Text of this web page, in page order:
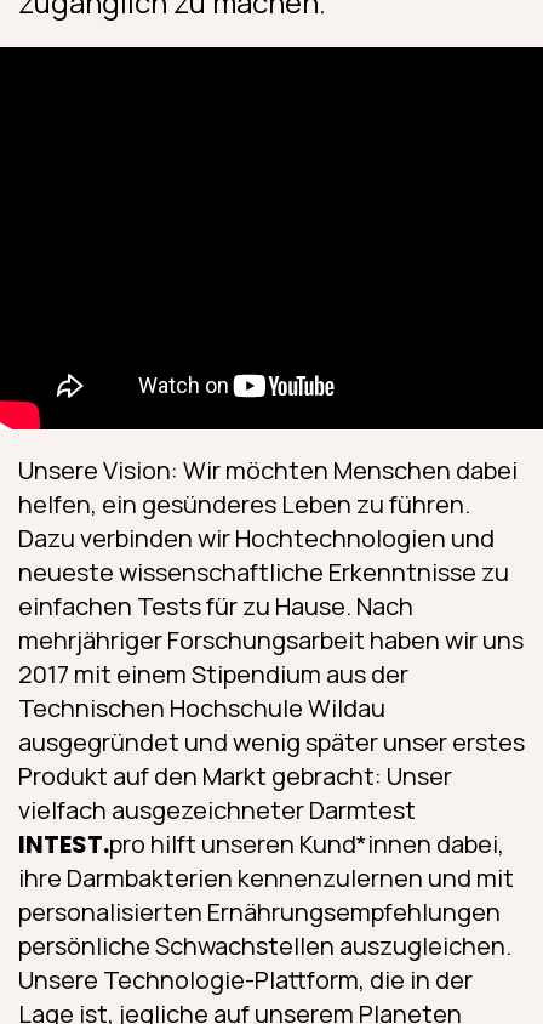
Unsere Vision: Wir möchten Menschen dabei
helfen, ein gesünderes Leben zu führen.
Dazu verbinden wir Hochtechnologien und
neueste wissenschaftliche Erkenntnisse zu
einfachen Tests für zu Hause. Nach
mehrjähriger Forschungsarbeit haben wir uns
2017 mit einem Stipendium aus der
Technischen Hochschule Wildau
ausgegründet und wenig später unser erstes
Produkt auf den Markt gebracht: Unser
vielfach ausgezeichneter Darmtest
INTEST.pro hilft unseren Kund*innen dabei,
ihre Darmbakterien kennenzulernen und mit
personalisierten Ernährungs­empfehlungen
persönliche Schwachstellen auszugleichen.
Unsere Technologie-Plattform, die in der
Lage ist, jegliche auf unserem Planeten